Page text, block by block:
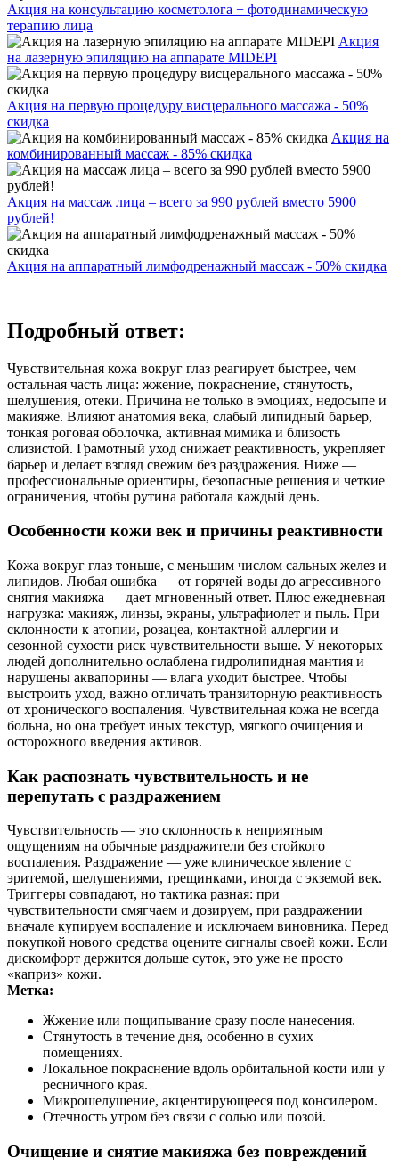
Акция на консультацию косметолога + фотодинамическую
терапию лица
Акция
на лазерную эпиляцию на аппарате MIDEPI
Акция на первую процедуру висцерального массажа - 50%
скидка
Акция на
комбинированный массаж - 85% скидка
Акция на массаж лица – всего за 990 рублей вместо 5900
рублей!
Акция на аппаратный лимфодренажный массаж - 50% скидка
Подробный ответ:
Чувствительная кожа вокруг глаз реагирует быстрее, чем
остальная часть лица: жжение, покраснение, стянутость,
шелушения, отеки. Причина не только в эмоциях, недосыпе и
макияже. Влияют анатомия века, слабый липидный барьер,
тонкая роговая оболочка, активная мимика и близость
слизистой. Грамотный уход снижает реактивность, укрепляет
барьер и делает взгляд свежим без раздражения. Ниже —
профессиональные ориентиры, безопасные решения и четкие
ограничения, чтобы рутина работала каждый день.
Особенности кожи век и причины реактивности
Кожа вокруг глаз тоньше, с меньшим числом сальных желез и
липидов. Любая ошибка — от горячей воды до агрессивного
снятия макияжа — дает мгновенный ответ. Плюс ежедневная
нагрузка: макияж, линзы, экраны, ультрафиолет и пыль. При
склонности к атопии, розацеа, контактной аллергии и
сезонной сухости риск чувствительности выше. У некоторых
людей дополнительно ослаблена гидролипидная мантия и
нарушены аквапорины — влага уходит быстрее. Чтобы
выстроить уход, важно отличать транзиторную реактивность
от хронического воспаления. Чувствительная кожа не всегда
больна, но она требует иных текстур, мягкого очищения и
осторожного введения активов.
Как распознать чувствительность и не
перепутать с раздражением
Чувствительность — это склонность к неприятным
ощущениям на обычные раздражители без стойкого
воспаления. Раздражение — уже клиническое явление с
эритемой, шелушениями, трещинками, иногда с экземой век.
Триггеры совпадают, но тактика разная: при
чувствительности смягчаем и дозируем, при раздражении
вначале купируем воспаление и исключаем виновника. Перед
покупкой нового средства оцените сигналы своей кожи. Если
дискомфорт держится дольше суток, это уже не просто
«каприз» кожи.
Метка:
Жжение или пощипывание сразу после нанесения.
Стянутость в течение дня, особенно в сухих
помещениях.
Локальное покраснение вдоль орбитальной кости или у
ресничного края.
Микрошелушение, акцентирующееся под консилером.
Отечность утром без связи с солью или позой.
Очищение и снятие макияжа без повреждений